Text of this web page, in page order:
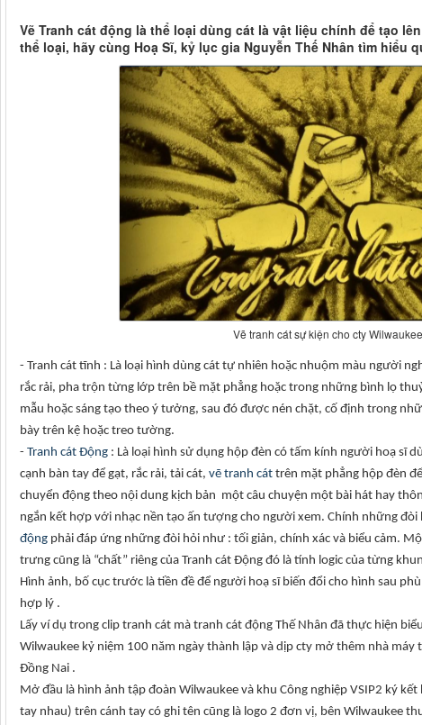
Vẽ Tranh cát động là thể loại dùng cát là vật liệu chính để tạo
thể loại, hãy cùng Hoạ Sĩ, kỷ lục gia Nguyễn Thế Nhân tìm hiểu
Vẽ tranh cát sự kiện cho cty Wilwaukee
- Tranh cát tĩnh : Là loại hình dùng cát tự nhiên hoặc nhuộm màu người
rắc rải, pha trộn từng lớp trên bề mặt phẳng hoặc trong những bình lọ
mẫu hoặc sáng tạo theo ý tưởng, sau đó được nén chặt, cố định trong
bày trên kệ hoặc treo tường.
- Tranh cát Động : Là loại hình sử dụng hộp đèn có tấm kính người hoạ sĩ
cạnh bàn tay để gạt, rắc rải, tải cát, vẽ tranh cát trên mặt phẳng hộp đèn
chuyển động theo nội dung kịch bản một câu chuyện một bài hát hay
ngắn kết hợp với nhạc nền tạo ấn tượng cho người xem. Chính những
động phải đáp ứng những đòi hỏi như : tối giản, chính xác và biểu cảm.
trưng cũng là “chất” riêng của Tranh cát Động đó là tính logic của từng
Hình ảnh, bố cục trước là tiền đề để người hoạ sĩ biến đổi cho hình sau
hợp lý .
Lấy ví dụ trong clip tranh cát mà tranh cát động Thế Nhân đã thực hiện
Wilwaukee kỷ niệm 100 năm ngày thành lập và dịp cty mở thêm nhà máy
Đồng Nai .
Mở đầu là hình ảnh tập đoàn Wilwaukee và khu Công nghiệp VSIP2 ký
tay nhau) trên cánh tay có ghi tên cũng là logo 2 đơn vị, bên Wilwaukee